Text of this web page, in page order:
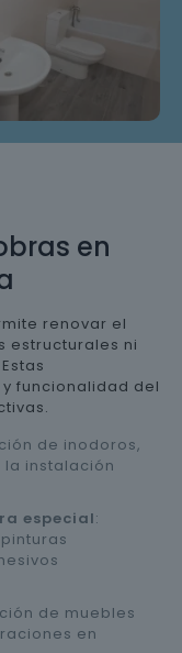
en
renovar el
estructurales ni
funcionalidad del
de inodoros,
instalación
especial:
de muebles
en